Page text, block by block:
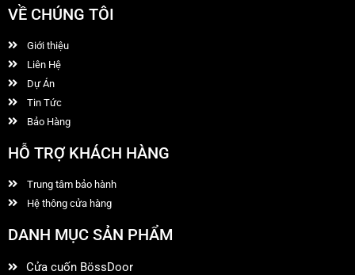
VỀ CHÚNG TÔI
Giới thiệu
Liên Hệ
Dự Án
Tin Tức
Bảo Hàng
HỖ TRỢ KHÁCH HÀNG
Trung tâm bảo hành
Hệ thông cửa hàng
DANH MỤC SẢN PHẨM
Cửa cuốn BössDoor